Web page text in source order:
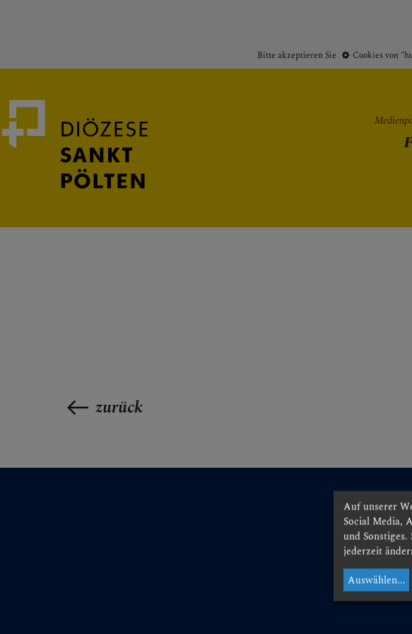
Bitte akzeptieren Sie
Cookies von
GLAUBEN
ERLEBEN
zurück
Auf unserer
Social Media,
und
jederzeit
Auswählen...